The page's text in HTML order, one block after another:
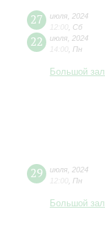
27 июля 2024
12:00 Сб
22 июля 2024
14:00 Пн
Большой зал
29 июля 2024
12:00 Пн
Большой зал